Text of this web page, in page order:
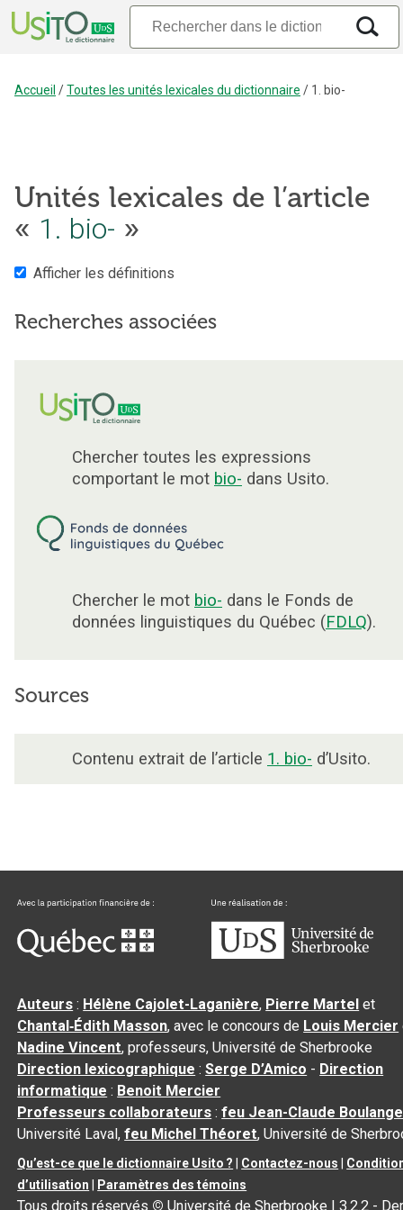
Accueil /Toutes les unités lexicales du dictionnaire / 1. bio-
Unités lexicales de l’article
« 1. bio- »
Afficher les définitions
Recherches associées
Chercher toutes les expressions
comportant le mot bio- dans Usito.
Chercher le mot bio- dans le Fonds de
données linguistiques du Québec (FDLQ).
Sources
Contenu extrait de l’article 1. bio- d’Usito.
Auteurs : Hélène Cajolet-Laganière, Pierre Martel et
Chantal‑Édith Masson, avec le concours de Louis Mercier
Nadine Vincent, professeurs, Université de Sherbrooke
Direction lexicographique :Serge D’Amico - Direction
informatique : Benoit Mercier
Professeurs collaborateurs :feu Jean-Claude
Université Laval,feu Michel Théoret, Université de
Qu’est-ce que le dictionnaire Usito ? Contactez-nous
d’utilisation
Paramètres des témoins
Tous droits réservés © Université de Sherbrooke |3.2.2 -